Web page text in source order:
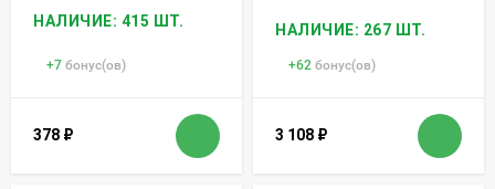
НАЛИЧИЕ: 415 ШТ.
+7 бонус(ов)
378 ₽
НАЛИЧИЕ: 267 ШТ.
+62 бонус(ов)
3 108 ₽